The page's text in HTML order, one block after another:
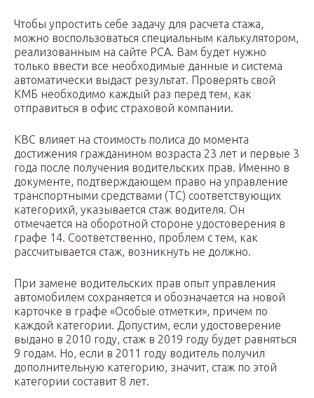
Чтобы упростить себе задачу для расчета стажа,
можно воспользоваться специальным калькулятором,
реализованным на сайте РСА. Вам будет нужно
только ввести все необходимые данные и система
автоматически выдаст результат. Проверять свой
КМБ необходимо каждый раз перед тем, как
отправиться в офис страховой компании.
КВС влияет на стоимость полиса до момента
достижения гражданином возраста 23 лет и первые 3
года после получения водительских прав. Именно в
документе, подтверждающем право на управление
транспортными средствами (ТС) соответствующих
категорихй, указывается стаж водителя. Он
отмечается на оборотной стороне удостоверения в
графе 14. Соответственно, проблем с тем, как
рассчитывается стаж, возникнуть не должно.
При замене водительских прав опыт управления
автомобилем сохраняется и обозначается на новой
карточке в графе «Особые отметки», причем по
каждой категории. Допустим, если удостоверение
выдано в 2010 году, стаж в 2019 году будет равняться
9 годам. Но, если в 2011 году водитель получил
дополнительную категорию, значит, стаж по этой
категории составит 8 лет.